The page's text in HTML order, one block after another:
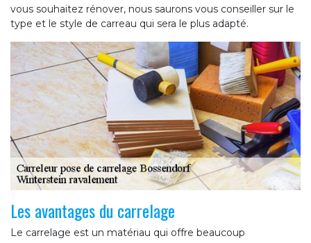
vous souhaitez rénover, nous saurons vous conseiller sur le
type et le style de carreau qui sera le plus adapté.
Les avantages du carrelage
Le carrelage est un matériau qui offre beaucoup